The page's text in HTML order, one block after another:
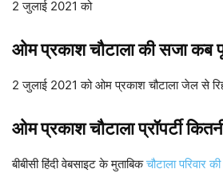
2 जुलाई 2021 को
ओम प्रकाश चौटाला की सजा कब
2 जुलाई 2021 को ओम प्रकाश चौटाला जेल से
ओम प्रकाश चौटाला प्रॉपर्टी
बीबीसी हिंदी वेबसाइट के मुताबिकचौटाला परिवार